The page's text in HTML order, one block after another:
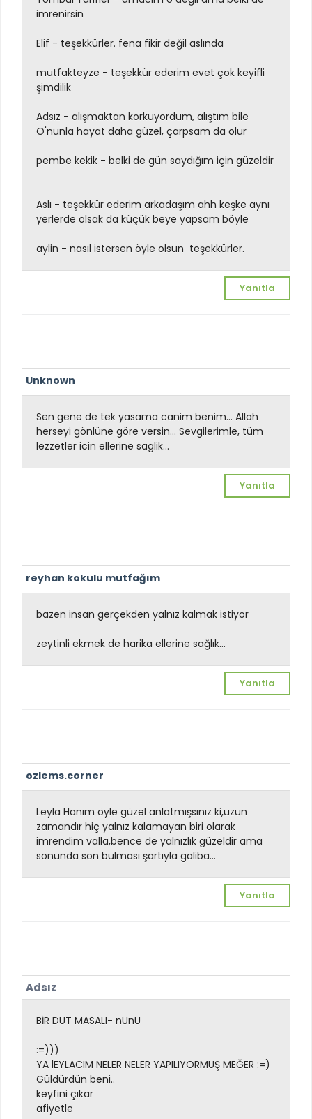
imrenirsin
Elif - teşekkürler. fena fikir değil aslında
mutfakteyze - teşekkür ederim evet çok keyifli
şimdilik
Adsız - alışmaktan korkuyordum, alıştım bile
O'nunla hayat daha güzel, çarpsam da olur
pembe kekik - belki de gün saydığım için güzeldir
Aslı - teşekkür ederim arkadaşım ahh keşke aynı
yerlerde olsak da küçük beye yapsam böyle
aylin - nasıl istersen öyle olsun teşekkürler.
Yanıtla
Unknown
Sen gene de tek yasama canim benim... Allah
herseyi gönlüne göre versin... Sevgilerimle, tüm
lezzetler icin ellerine saglik...
Yanıtla
reyhan kokulu mutfağım
bazen insan gerçekden yalnız kalmak istiyor
zeytinli ekmek de harika ellerine sağlık...
Yanıtla
ozlems.corner
Leyla Hanım öyle güzel anlatmışsınız ki,uzun
zamandır hiç yalnız kalamayan biri olarak
imrendim valla,bence de yalnızlık güzeldir ama
sonunda son bulması şartıyla galiba...
Yanıtla
Adsız
BİR DUT MASALI- nUnU
:=)))
YA lEYLACIM NELER NELER YAPILIYORMUŞ MEĞER :=)
Güldürdün beni..
keyfini çıkar
afiyetle